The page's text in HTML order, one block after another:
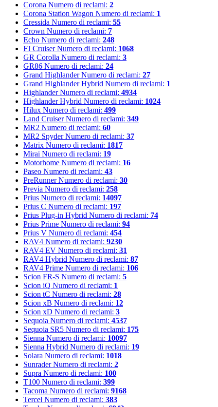
Corona Numero di reclami: 2
Corona Station Wagon Numero di reclami: 1
Cressida Numero di reclami: 55
Crown Numero di reclami: 7
Echo Numero di reclami: 248
FJ Cruiser Numero di reclami: 1068
GR Corolla Numero di reclami: 3
GR86 Numero di reclami: 24
Grand Highlander Numero di reclami: 27
Grand Highlander Hybrid Numero di reclami: 1
Highlander Numero di reclami: 4934
Highlander Hybrid Numero di reclami: 1024
Hilux Numero di reclami: 499
Land Cruiser Numero di reclami: 349
MR2 Numero di reclami: 60
MR2 Spyder Numero di reclami: 37
Matrix Numero di reclami: 1817
Mirai Numero di reclami: 19
Motorhome Numero di reclami: 16
Paseo Numero di reclami: 43
PreRunner Numero di reclami: 30
Previa Numero di reclami: 258
Prius Numero di reclami: 14097
Prius C Numero di reclami: 197
Prius Plug-in Hybrid Numero di reclami: 74
Prius Prime Numero di reclami: 94
Prius V Numero di reclami: 454
RAV4 Numero di reclami: 9230
RAV4 EV Numero di reclami: 31
RAV4 Hybrid Numero di reclami: 87
RAV4 Prime Numero di reclami: 106
Scion FR-S Numero di reclami: 5
Scion iQ Numero di reclami: 1
Scion tC Numero di reclami: 28
Scion xB Numero di reclami: 12
Scion xD Numero di reclami: 3
Sequoia Numero di reclami: 4537
Sequoia SR5 Numero di reclami: 175
Sienna Numero di reclami: 10097
Sienna Hybrid Numero di reclami: 19
Solara Numero di reclami: 1018
Sunrader Numero di reclami: 2
Supra Numero di reclami: 100
T100 Numero di reclami: 399
Tacoma Numero di reclami: 9168
Tercel Numero di reclami: 383